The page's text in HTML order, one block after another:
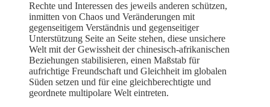
Rechte und Interessen des jeweils anderen schützen,
inmitten von Chaos und Veränderungen mit
gegenseitigem Verständnis und gegenseitiger
Unterstützung Seite an Seite stehen, diese unsichere
Welt mit der Gewissheit der chinesisch-afrikanischen
Beziehungen stabilisieren, einen Maßstab für
aufrichtige Freundschaft und Gleichheit im globalen
Süden setzen und für eine gleichberechtigte und
geordnete multipolare Welt eintreten.